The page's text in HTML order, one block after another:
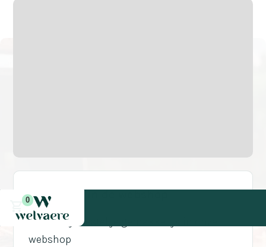
0 Bestel in de webshop
De Utenfyr bestel je gemakkelijk in onze
webshop